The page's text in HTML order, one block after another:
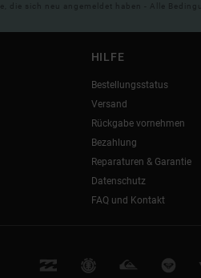
die sich neu angemeldet haben - Alle
HILFE
Bestellungsstatus
Versand
Rückgabe vornehmen
Bezahlung
Reparaturen & Garantie
Datenschutz
FAQ und Kontakt